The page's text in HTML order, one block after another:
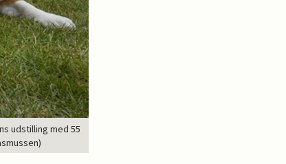
udstilling med 55